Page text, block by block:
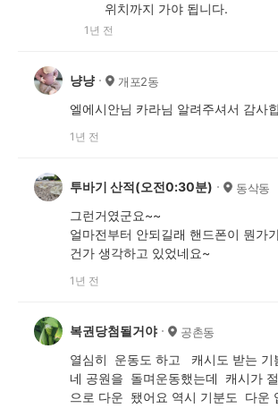
위치까지 가야 됩니다.
1년 전
냥냥 개포2동
엘에시안님 카라님 알려주셔서 감사
1년 전
투바기 산적(오전0:30분) 동삭동
그런거였군요~~
얼마전부터 안되길래 핸드폰이 뭔가
건가 생각하고 있었네요~
1년 전
복권당첨될거야 공촌동
열심히 운동도 하고 캐시도 받는 기
네 공원을 돌며운동했는데 캐시가
으로 다운 됐어요 역시 기분도 다운